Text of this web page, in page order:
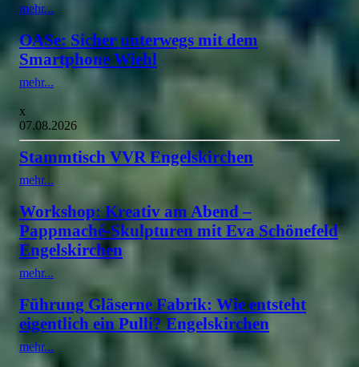
mehr...
OASe: Sicher unterwegs mit dem
Smartphone Wiehl
mehr...
x
07.08.2026
Stammtisch VVR Engelskirchen
mehr...
Workshop: Kreativ am Abend –
Pappmaché-Skulpturen mit Eva Schönefeld
Engelskirchen
mehr...
Führung Gläserne Fabrik: Wie entsteht
eigentlich ein Pulli? Engelskirchen
mehr...